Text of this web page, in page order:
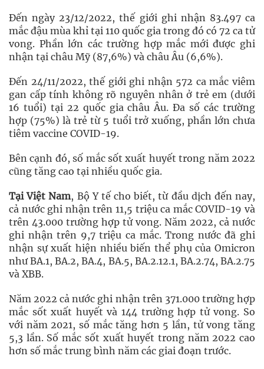
Đến ngày 23/12/2022, thế giới ghi nhận 83.497 ca
mắc đậu mùa khỉ tại 110 quốc gia trong đó có 72 ca tử
vong. Phần lớn các trường hợp mắc mới được ghi
nhận tại châu Mỹ (87,6%) và châu Âu (6,6%).
Đến 24/11/2022, thế giới ghi nhận 572 ca mắc viêm
gan cấp tính không rõ nguyên nhân ở trẻ em (dưới
16 tuổi) tại 22 quốc gia châu Âu. Đa số các trường
hợp (75%) là trẻ từ 5 tuổi trở xuống, phần lớn chưa
tiêm vaccine COVID-19.
Bên cạnh đó, số mắc sốt xuất huyết trong năm 2022
cũng tăng cao tại nhiều quốc gia.
Tại Việt Nam, Bộ Y tế cho biết, từ đầu dịch đến nay,
cả nước ghi nhận trên 11,5 triệu ca mắc COVID-19 và
trên 43.000 trường hợp tử vong. Năm 2022, cả nước
ghi nhận trên 9,7 triệu ca mắc. Trong nước đã ghi
nhận sự xuất hiện nhiều biến thể phụ của Omicron
như BA.1, BA.2, BA.4, BA.5, BA.2.12.1, BA.2.74, BA.2.75
và XBB.
Năm 2022 cả nước ghi nhận trên 371.000 trường hợp
mắc sốt xuất huyết và 144 trường hợp tử vong. So
với năm 2021, số mắc tăng hơn 5 lần, tử vong tăng
5,3 lần. Số mắc sốt xuất huyết trong năm 2022 cao
hơn số mắc trung bình năm các giai đoạn trước.